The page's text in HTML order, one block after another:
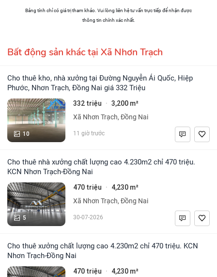
Bảng tính chỉ có giá trị tham khảo. Vui lòng liên hệ tư vấn trực tiếp để nhận được
thông tin chính xác nhất.
Bất động sản khác tại Xã Nhơn Trạch
Cho thuê kho, nhà xưởng tại Đường Nguyễn Ái Quốc, Hiệp
Phước, Nhơn Trạch, Đồng Nai giá 332 Triệu
10
332 triệu · 3,200 m²
Xã Nhơn Trạch, Đồng Nai
11 giờ trước
Cho thuê nhà xưởng chất lượng cao 4.230m2 chỉ 470 triệu.
KCN Nhơn Trạch-Đồng Nai
5
470 triệu · 4,230 m²
Xã Nhơn Trạch, Đồng Nai
30-07-2026
Cho thuê xưởng chất lượng cao 4.230m2 chỉ 470 triệu. KCN
Nhơn Trạch-Đồng Nai
470 triệu
· 4,230 m²